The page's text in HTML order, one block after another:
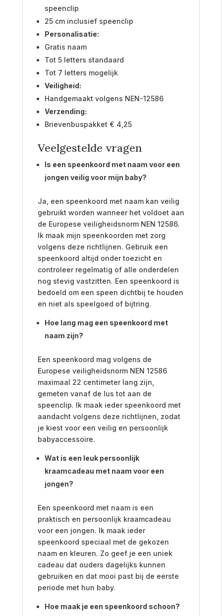
speenclip
25 cm inclusief speenclip
Personalisatie:
Gratis naam
Tot 5 letters standaard
Tot 7 letters mogelijk
Veiligheid:
Handgemaakt volgens NEN-12586
Verzending:
Brievenbuspakket € 4,25
Veelgestelde vragen
Is een speenkoord met naam voor een
jongen veilig voor mijn baby?
Ja, een speenkoord met naam kan veilig
gebruikt worden wanneer het voldoet aan
de Europese veiligheidsnorm NEN 12586.
Ik maak mijn speenkoorden met zorg
volgens deze richtlijnen. Gebruik een
speenkoord altijd onder toezicht en
controleer regelmatig of alle onderdelen
nog stevig vastzitten. Een speenkoord is
bedoeld om een speen dichtbij te houden
en niet als speelgoed of bijtring.
Hoe lang mag een speenkoord met
naam zijn?
Een speenkoord mag volgens de
Europese veiligheidsnorm NEN 12586
maximaal 22 centimeter lang zijn,
gemeten vanaf de lus tot aan de
speenclip. Ik maak ieder speenkoord met
aandacht volgens deze richtlijnen, zodat
je kiest voor een veilig en persoonlijk
babyaccessoire.
Wat is een leuk persoonlijk
kraamcadeau met naam voor een
jongen?
Een speenkoord met naam is een
praktisch en persoonlijk kraamcadeau
voor een jongen. Ik maak ieder
speenkoord speciaal met de gekozen
naam en kleuren. Zo geef je een uniek
cadeau dat ouders dagelijks kunnen
gebruiken en dat mooi past bij de eerste
periode met hun baby.
Hoe maak je een speenkoord schoon?